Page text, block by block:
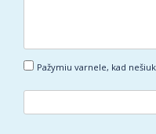
Pažymiu varnele, kad